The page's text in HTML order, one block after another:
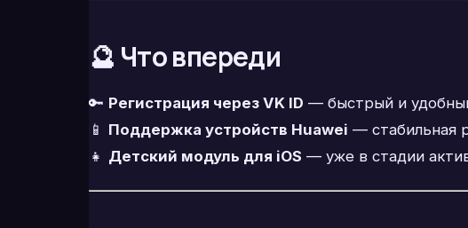
🔮 Что впереди
🔑 Регистрация через VK ID — быстрый и
📱 Поддержка устройств Huawei — стабильная
👧 Детский модуль для iOS — уже в стадии